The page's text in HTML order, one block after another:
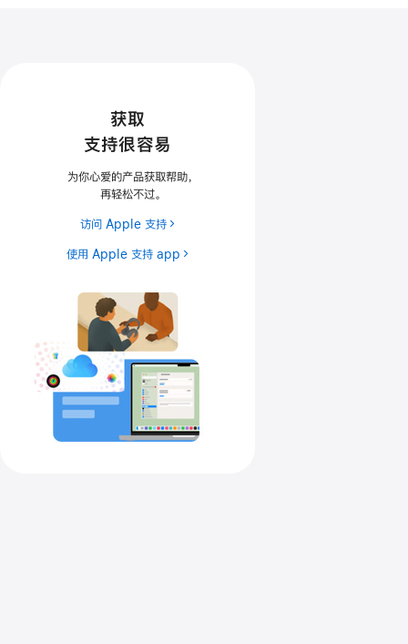
获取
支持很容易
为你心爱的产品获取帮助，
再轻松不过。
访问 Apple 支持
使用 Apple 支持 app